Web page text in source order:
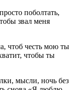
поболтать,
звал меня
чтоб честь мою ты
чтобы ты
мысли, ночь без